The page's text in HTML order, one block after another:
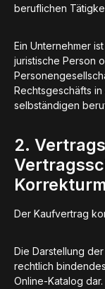
beruflichen
Ein Unternehmer
juristische Person
Rechtsgeschäfts
selbständigen
2.
Der Kaufvertrag
Die Darstellung
rechtlich
Online-Katalog